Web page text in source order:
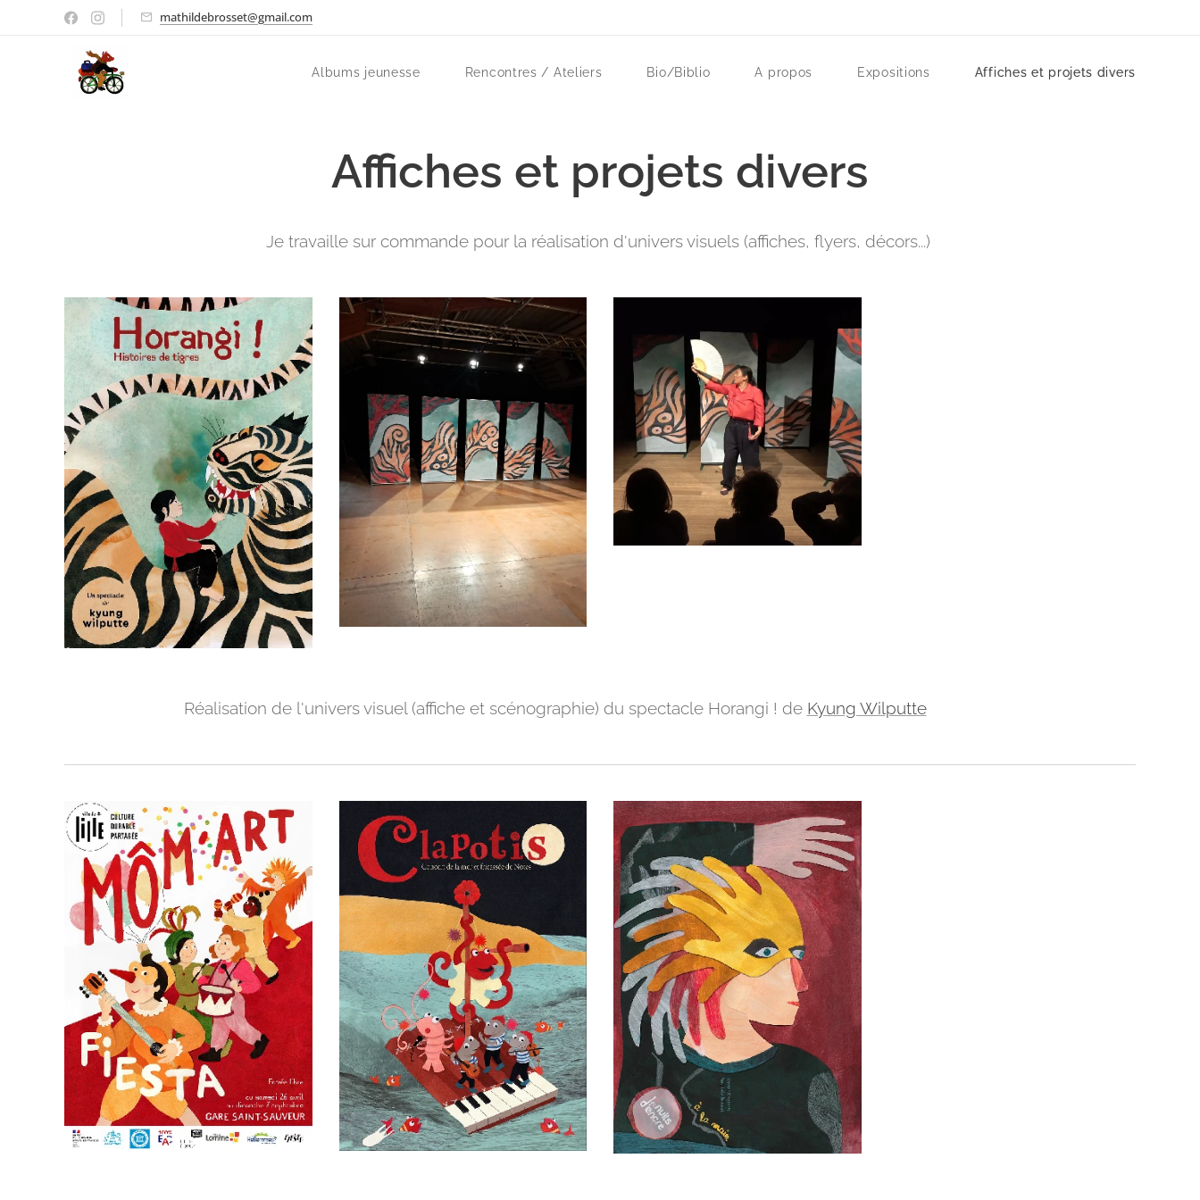
mathildebrosset@gmail.com
Albums jeunesse Rencontres / Ateliers Bio/Biblio A propos Expositions Affiches et projets divers
Affiches et projets divers
Je travaille sur commande pour la réalisation d'univers visuels (affiches, flyers, décors...)
Réalisation de l'univers visuel (affiche et scénographie) du spectacle Horangi ! de Kyung Wilputte